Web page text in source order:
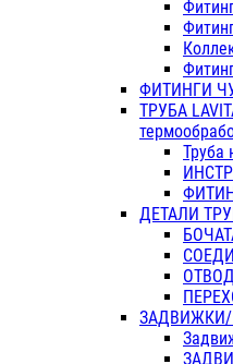
ФИТИНГИ
ТРУБА
Труба
ДЕТАЛИ